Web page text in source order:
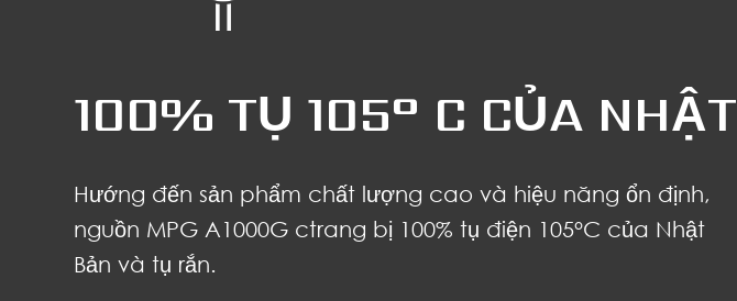
100% TỤ 105° C CỦA NHẬT
Hướng đến sản phẩm chất lượng cao và hiệu năng ổn định,
nguồn MPG A1000G ctrang bị 100% tụ điện 105°C của Nhật
Bản và tụ rắn.